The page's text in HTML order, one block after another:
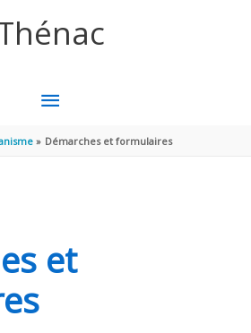
MENU
PRINCIPAL
Démarches et formulaires
et